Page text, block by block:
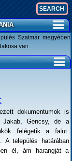
Szatmár megyében
van.
dokumentumok is
Jakab, Gencsy, de a
felégetik a falut.
A település határában
él, ám harangját a